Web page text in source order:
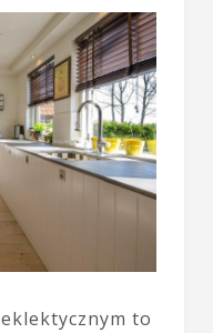
eklektycznym to